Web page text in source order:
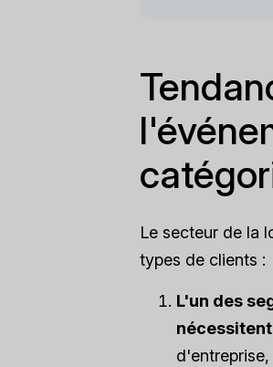
Le secteur de la
types de clients :
L'un des